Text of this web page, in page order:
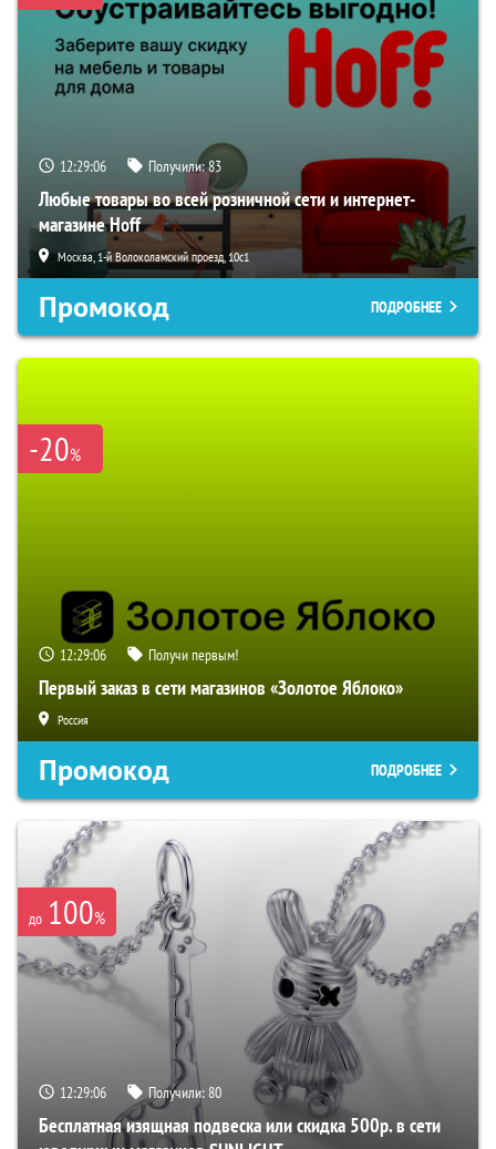
12:29:05 Получили:83
Любые товары во всей розничной сети и интернет-
магазине Hoff
Москва, 1-й Волоколамский проезд, 10с1
Промокод ПОДРОБНЕЕ
-20%
12:29:05 Получи первым!
Первый заказ в сети магазинов «Золотое Яблоко»
Россия
Промокод ПОДРОБНЕЕ
до 100%
12:29:05 Получили:80
Бесплатная изящная подвеска или скидка 500р. в сети